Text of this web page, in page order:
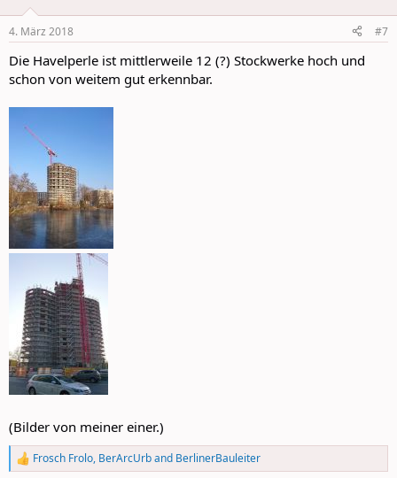
s
4. März 2018 #7
Die Havelperle ist mittlerweile 12 (?) Stockwerke hoch und
schon von weitem gut erkennbar.
(Bilder von meiner einer.)
R
Frosch Frolo, BerArcUrband BerlinerBauleiter